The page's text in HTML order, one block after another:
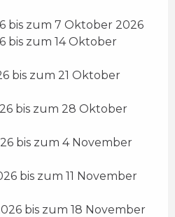
bis zum 7 Oktober 2026
bis zum 14 Oktober
bis zum 21 Oktober
bis zum 28 Oktober
bis zum 4 November
bis zum 11 November
bis zum 18 November